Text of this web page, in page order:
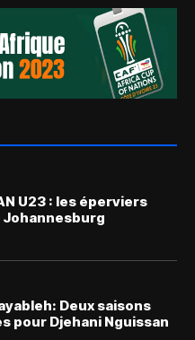
U23 : les éperviers
Deux saisons
pour Djehani Nguissan